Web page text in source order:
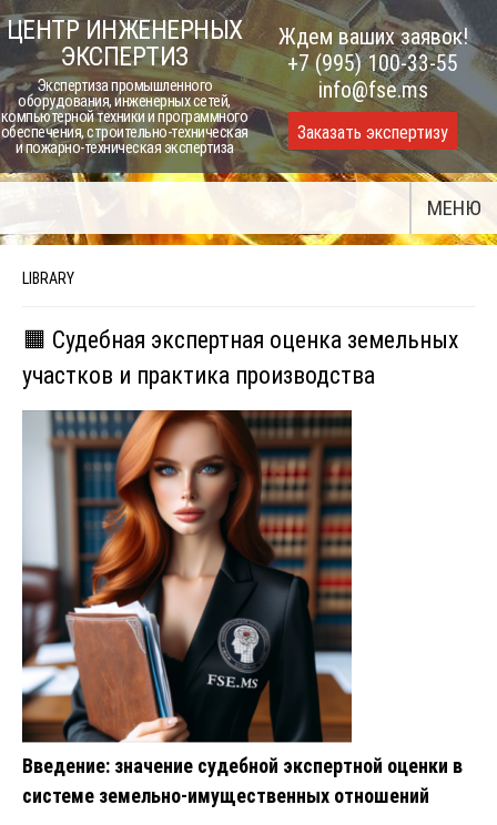
Skip
to
content
ЦЕНТР ИНЖЕНЕРНЫХ
ЭКСПЕРТИЗ
Экспертиза промышленного
оборудования, инженерных сетей,
компьютерной техники и программного
обеспечения, строительно-техническая
и пожарно-техническая экспертиза
Ждем ваших заявок!
+7 (995) 100-33-55
info@fse.ms
Заказать экспертизу
МЕНЮ
LIBRARY
🟧 Судебная экспертная оценка земельных
участков и практика производства
Введение: значение судебной экспертной оценки в
системе земельно-имущественных отношений